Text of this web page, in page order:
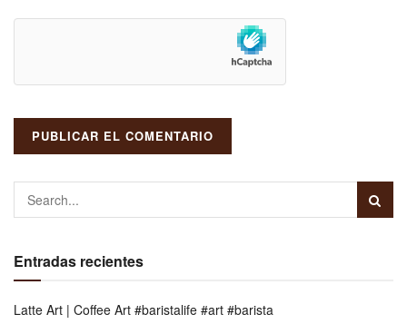
Entradas recientes
Latte Art | Coffee Art #baristalife #art #barista